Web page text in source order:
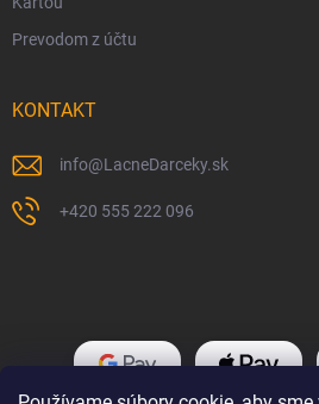
Prevodom z účtu
KONTAKT
info@LacneDarceky.sk
+420 555 222 096